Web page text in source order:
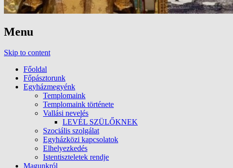
Menu
Skip to content
Főoldal
Főpásztorunk
Egyházmegyénk
Templomaink
Templomaink története
Vallási nevelés
LEVÉL SZÜLŐKNEK
Szociális szolgálat
Egyházközi kapcsolatok
Elhelyezkedés
Istentiszteletek rendje
Magunkról